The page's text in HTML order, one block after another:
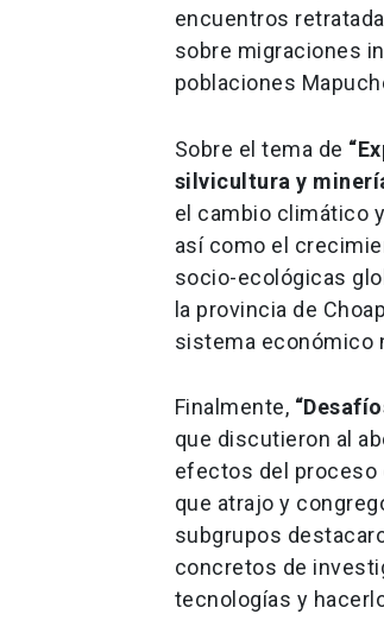
encuentros
sobre migraciones
poblaciones
Sobre el tema de
silvicultura y
el cambio climático
así como el
socio-ecológicas
la provincia de
sistema económico
Finalmente,
que discutieron al
efectos del proceso
que atrajo y
subgrupos
concretos de
tecnologías y